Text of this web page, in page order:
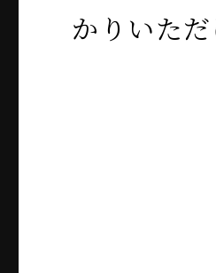
かりいた